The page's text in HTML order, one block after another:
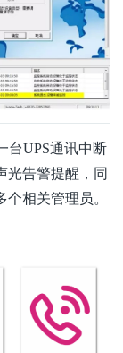
台UPS通讯中断
光告警提醒，同
相关管理员。